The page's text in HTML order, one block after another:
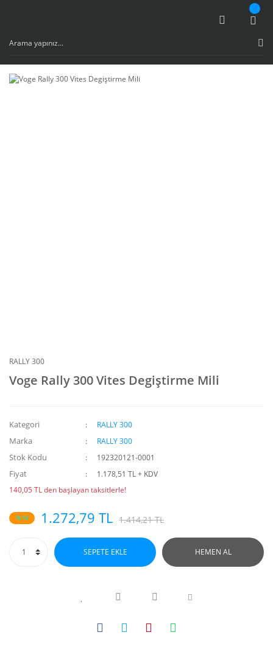
RALLY 300
Voge Rally 300 Vites Degiştirme Mili
Kategori RALLY 300
Marka RALLY 300
Stok Kodu 192320121-0001
Fiyat
1.178,51 TL + KDV
140,05 TL den başlayan taksitlerle!
%10 1.272,79 TL 1.414,21 TL
SEPETE EKLE HEMEN AL